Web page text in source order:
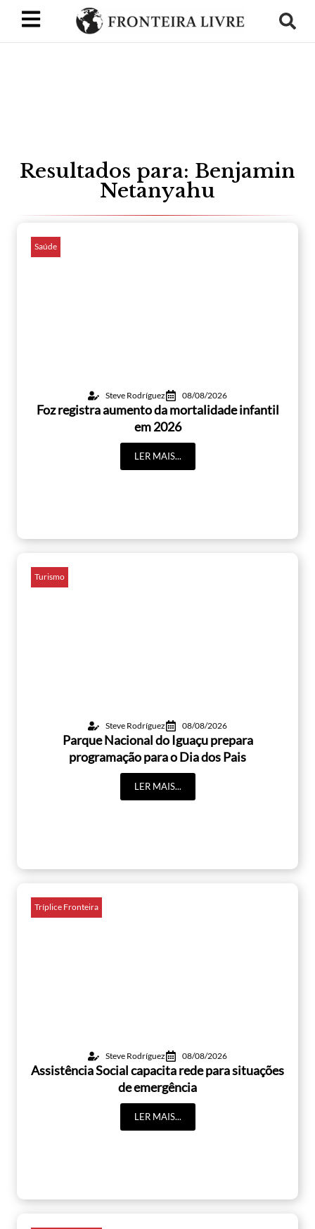
Resultados para: Benjamin
Netanyahu
Saúde
Steve Rodríguez 08/08/2026
Foz registra aumento da mortalidade infantil
em 2026
LER MAIS...
Turismo
Steve Rodríguez 08/08/2026
Parque Nacional do Iguaçu prepara
programação para o Dia dos Pais
LER MAIS...
Tríplice Fronteira
Steve Rodríguez 08/08/2026
Assistência Social capacita rede para situações
de emergência
LER MAIS...